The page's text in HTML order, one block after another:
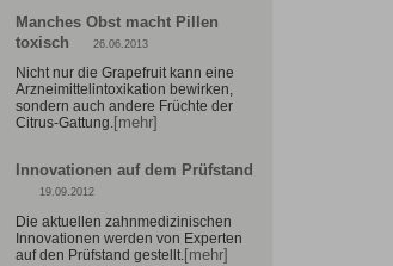
Manches Obst macht Pillen
toxisch
26.06.2013
Nicht nur die Grapefruit kann eine
Arzneimittelintoxikation bewirken,
sondern auch andere Früchte der
Citrus-Gattung.[mehr]
Innovationen auf dem Prüfstand
19.09.2012
Die aktuellen zahnmedizinischen
Innovationen werden von Experten
auf den Prüfstand gestellt.[mehr]